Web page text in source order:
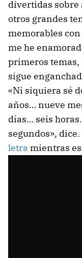
divertidas sobre
otros grandes
memorables
me he
primeros temas,
sigue
«Ni siquiera sé
años… nueve
días… seis
segundos»,
letra mientras